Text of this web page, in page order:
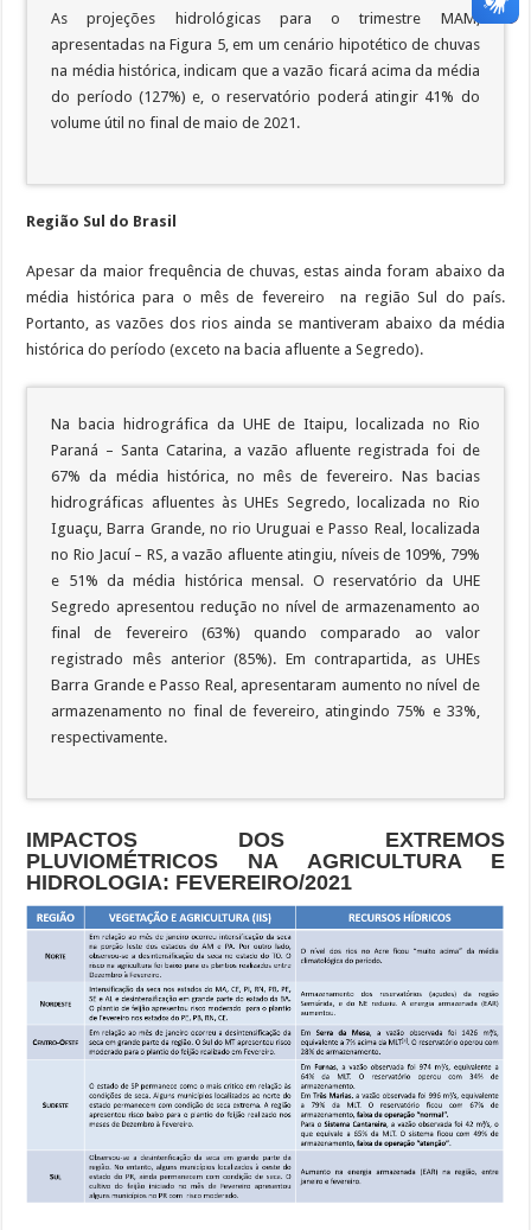
As projeções hidrológicas para o trimestre MAM,
apresentadas na Figura 5, em um cenário hipotético de chuvas
na média histórica, indicam que a vazão ficará acima da média
do período (127%) e, o reservatório poderá atingir 41% do
volume útil no final de maio de 2021.
Região Sul do Brasil
Apesar da maior frequência de chuvas, estas ainda foram abaixo da
média histórica para o mês de fevereiro na região Sul do país.
Portanto, as vazões dos rios ainda se mantiveram abaixo da média
histórica do período (exceto na bacia afluente a Segredo).
Na bacia hidrográfica da UHE de Itaipu, localizada no Rio
Paraná – Santa Catarina, a vazão afluente registrada foi de
67% da média histórica, no mês de fevereiro. Nas bacias
hidrográficas afluentes às UHEs Segredo, localizada no Rio
Iguaçu, Barra Grande, no rio Uruguai e Passo Real, localizada
no Rio Jacuí – RS, a vazão afluente atingiu, níveis de 109%, 79%
e 51% da média histórica mensal. O reservatório da UHE
Segredo apresentou redução no nível de armazenamento ao
final de fevereiro (63%) quando comparado ao valor
registrado mês anterior (85%). Em contrapartida, as UHEs
Barra Grande e Passo Real, apresentaram aumento no nível de
armazenamento no final de fevereiro, atingindo 75% e 33%,
respectivamente.
IMPACTOS DOS EXTREMOS
PLUVIOMÉTRICOS NA AGRICULTURA E
HIDROLOGIA: FEVEREIRO/2021